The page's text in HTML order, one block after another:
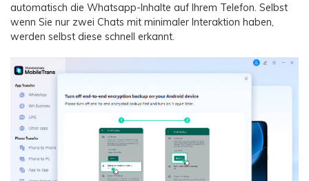
automatisch die Whatsapp-Inhalte auf Ihrem Telefon. Selbst
wenn Sie nur zwei Chats mit minimaler Interaktion haben,
werden selbst diese schnell erkannt.